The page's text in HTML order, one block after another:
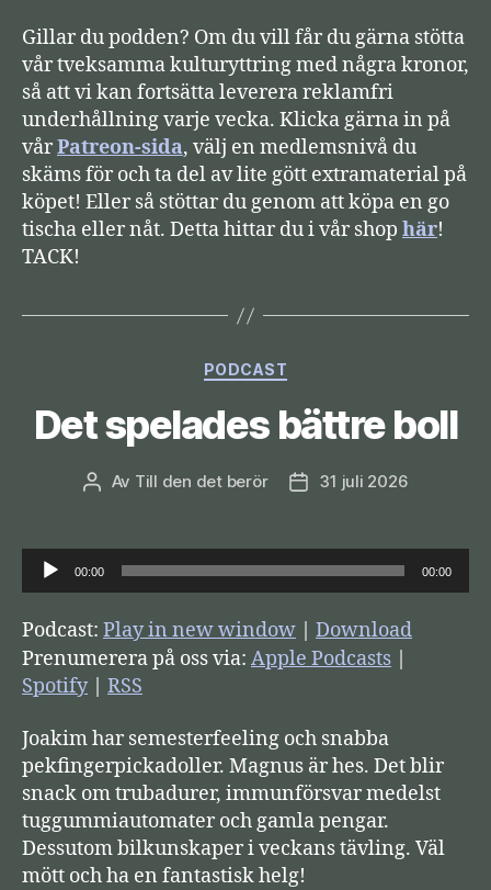
Gillar du podden? Om du vill får du gärna stötta
vår tveksamma kulturyttring med några kronor,
så att vi kan fortsätta leverera reklamfri
underhållning varje vecka. Klicka gärna in på
vårPatreon-sida, välj en medlemsnivå du
skäms för och ta del av lite gött extramaterial på
köpet! Eller så stöttar du genom att köpa en go
tischa eller nåt. Detta hittar du i vår shop här!
TACK!
Kategorier
PODCAST
Det spelades bättre boll
Inläggsförfattare
Av Till den det berör Inläggsdatum
31 juli 2026
j
u
d
s
e
l
a
r
e
00:00 00:00
Podcast: Play in new window
Download
Prenumerera på oss via: Apple Podcasts
Spotify| RSS
Joakim har semesterfeeling och snabba
pekfingerpickadoller. Magnus är hes. Det blir
snack om trubadurer, immunförsvar medelst
tuggummiautomater och gamla pengar.
Dessutom bilkunskaper i veckans tävling. Väl
mött och ha en fantastisk helg!